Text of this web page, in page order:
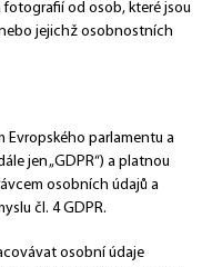
fotografií od osob, které jsou
jejichž osobnostních
Evropského parlamentu a
jen „GDPR“) a platnou
osobních údajů a
čl. 4 GDPR.
osobní údaje